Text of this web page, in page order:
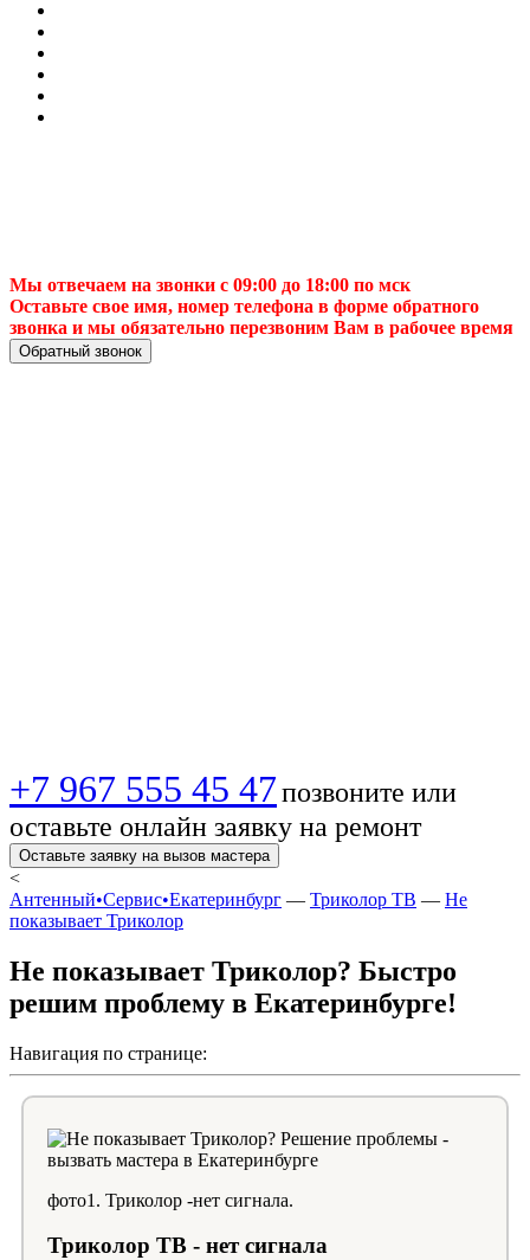
Мы отвечаем на звонки с 09:00 до 18:00 по мск
Оставьте свое имя, номер телефона в форме обратного
звонка и мы обязательно перезвоним Вам в рабочее время
Обратный звонок
+7 967 555 45 47позвоните или
оставьте онлайн заявку на ремонт
Оставьте заявку на вызов мастера
<
Антенный•Сервис•Екатеринбург — Триколор ТВ — Не
показывает Триколор
Не показывает Триколор? Быстро
решим проблему в Екатеринбурге!
Навигация по странице:
фото1. Триколор -нет сигнала.
Триколор ТВ - нет сигнала